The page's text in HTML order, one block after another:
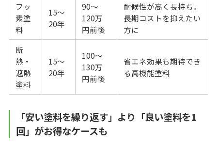
フッ
素塗
料
15〜
20年
90〜
120万
円前後
耐候性が高く長持ち。
長期コストを抑えたい
方に
断
熱・
遮熱
塗料
15〜
20年
100〜
130万
円前後
省エネ効果も期待でき
る高機能塗料
「安い塗料を繰り返す」より「良い塗料を1
回」がお得なケースも